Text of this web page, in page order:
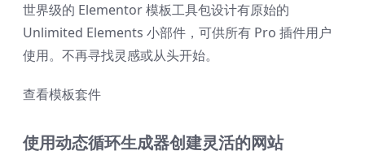
世界级的 Elementor 模板工具包设计有原始的
Unlimited Elements 小部件，可供所有 Pro 插件用户
使用。不再寻找灵感或从头开始。
查看模板套件
使用动态循环生成器创建灵活的网站